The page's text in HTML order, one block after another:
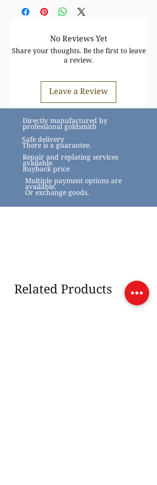
ติดต่อกลับเพื่อยืนยันราคาอีกครั้ง
เลือกเปลี่ยนสีเป็นสีทอง สีพิ้งโกล์ด หรือสี
ทองขาวได้ ภายในระยะเวลารับประกัน
ราคาทอง ขึ้น/ลง ตามประกาศของสมาคม
ค้าทองคำฯ
สินค้าชิ้นนี้ อาจมีการเปลี่ยนแปลงราคา
ตามประกาศสมาคมทอง
https://www.goldtraders.or.th/
ตรวจสอบเงื่อนไขและการรับประกันสินค้า
ได้ที่
FAQ
https://www.tmkgold.com/faq
No Reviews Yet
Share your thoughts. Be the first to leave
a review.
Leave a Review
Directly manufactured by
professional goldsmith
Safe delivery
There is a guarantee.
Repair and replating services
available.
Buyback price
Multiple payment options are
available.
Or exchange goods.
Related Products